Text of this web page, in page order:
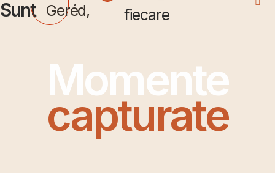
Sunt Geréd,
fiecare
Momente
capturate